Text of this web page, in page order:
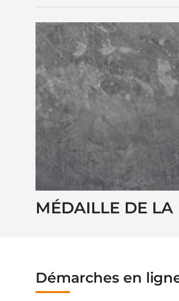
MÉDAILLE DE LA
Démarches en